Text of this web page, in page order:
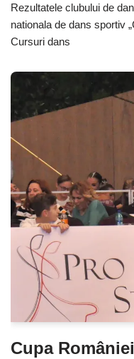
Rezultatele clubului de
nationala de dans sportiv
Cursuri dans
Cupa